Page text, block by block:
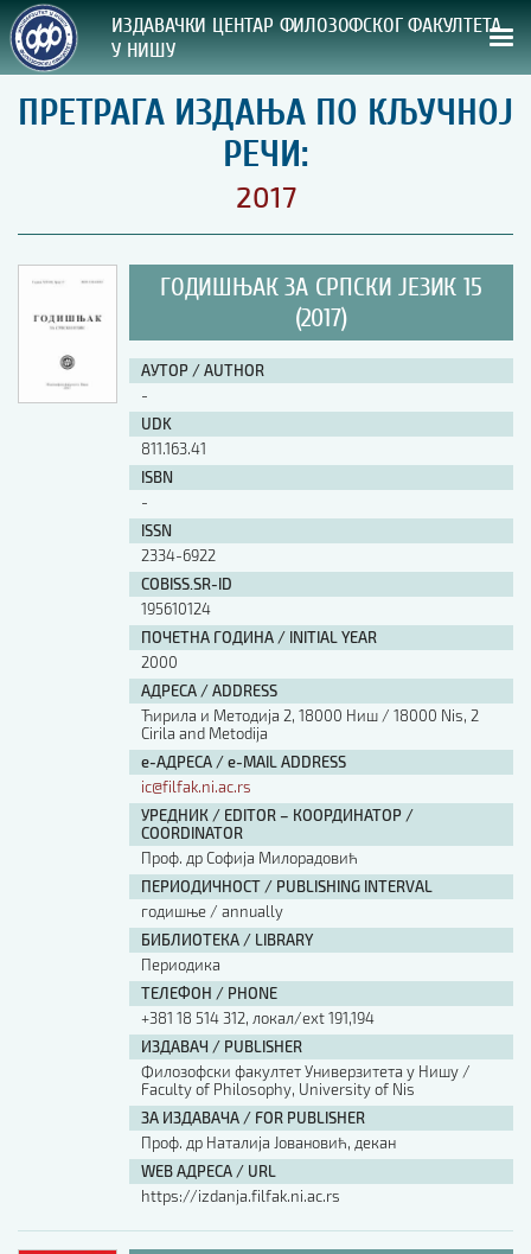
ИЗДАВАЧКИ ЦЕНТАР ФИЛОЗОФСКОГ ФАКУЛТЕТА
У НИШУ
СВА НАША ИЗДАЊА
ВРСТА ИЗДАЊА:
ПРЕГЛЕД
УПУТСТВА
УПУТСТВА
Правилник о издавачкој делатности
Упутство ауторима
Упутство уредницима
Изјава о ауторству
Изјава о лектури
Изјава о коришћењу ауторског дела
Упутство за бирање лиценце
Уговор са аутором
Шаблон прве стране и импресума [B5, ћир]
Шаблон прве стране и импресума [B5, лат]
Шаблон прве стране и импресума [B5, енг]
Етички кодекс
ПРЕТРАГА ИЗДАЊА
Наслов или део наслова
АУТОР / AUTHOR
ПРЕТРАГА ИЗДАЊА ПО КЉУЧНОЈ
РЕЧИ:
2017
ГОДИШЊАК ЗА СРПСКИ ЈЕЗИК 15
(2017)
АУТОР / AUTHOR
-
UDK
811.163.41
ISBN
-
ISSN
2334-6922
COBISS.SR-ID
195610124
ПОЧЕТНА ГОДИНА / INITIAL YEAR
2000
АДРЕСА / ADDRESS
Ћирила и Методија 2, 18000 Ниш / 18000 Nis, 2
Cirila and Metodija
е-АДРЕСА / e-MAIL ADDRESS
ic@filfak.ni.ac.rs
УРЕДНИК / EDITOR – КООРДИНАТОР /
COORDINATOR
Проф. др Софија Милорадовић
ПЕРИОДИЧНОСТ / PUBLISHING INTERVAL
годишње / annually
БИБЛИОТЕКА / LIBRARY
Периодика
ТЕЛЕФОН / PHONE
+381 18 514 312, локал/ext 191,194
ИЗДАВАЧ / PUBLISHER
Филозофски факултет Универзитета у Нишу /
Faculty of Philosophy, University of Nis
ЗА ИЗДАВАЧА / FOR PUBLISHER
Проф. др Наталија Јовановић, декан
WEB АДРЕСА / URL
https://izdanja.filfak.ni.ac.rs